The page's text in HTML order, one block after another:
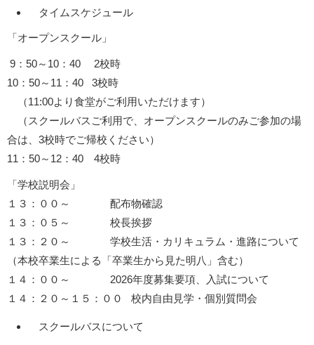
タイムスケジュール
「オープンスクール」
9：50～10：40 2校時
10：50～11：40 3校時
（11:00より食堂がご利用いただけます）
（スクールバスご利用で、オープンスクールのみご参加の場
合は、3校時でご帰校ください）
11：50～12：40 4校時
「学校説明会」
１３：００～ 配布物確認
１３：０５～ 校長挨拶
１３：２０～ 学校生活・カリキュラム・進路について
（本校卒業生による「卒業生から見た明八」含む）
１４：００～ 2026年度募集要項、入試について
１４：２０～１５：００ 校内自由見学・個別質問会
スクールバスについて